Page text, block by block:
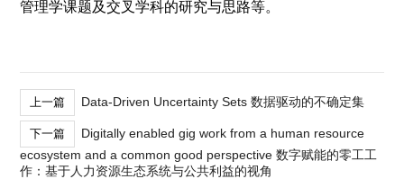
管理学课题及交叉学科的研究与思路等。
上一篇 Data-Driven Uncertainty Sets 数据驱动的不确定集
下一篇
Digitally enabled gig work from a human resource
ecosystem and a common good perspective 数字赋能的零工工
作：基于人力资源生态系统与公共利益的视角